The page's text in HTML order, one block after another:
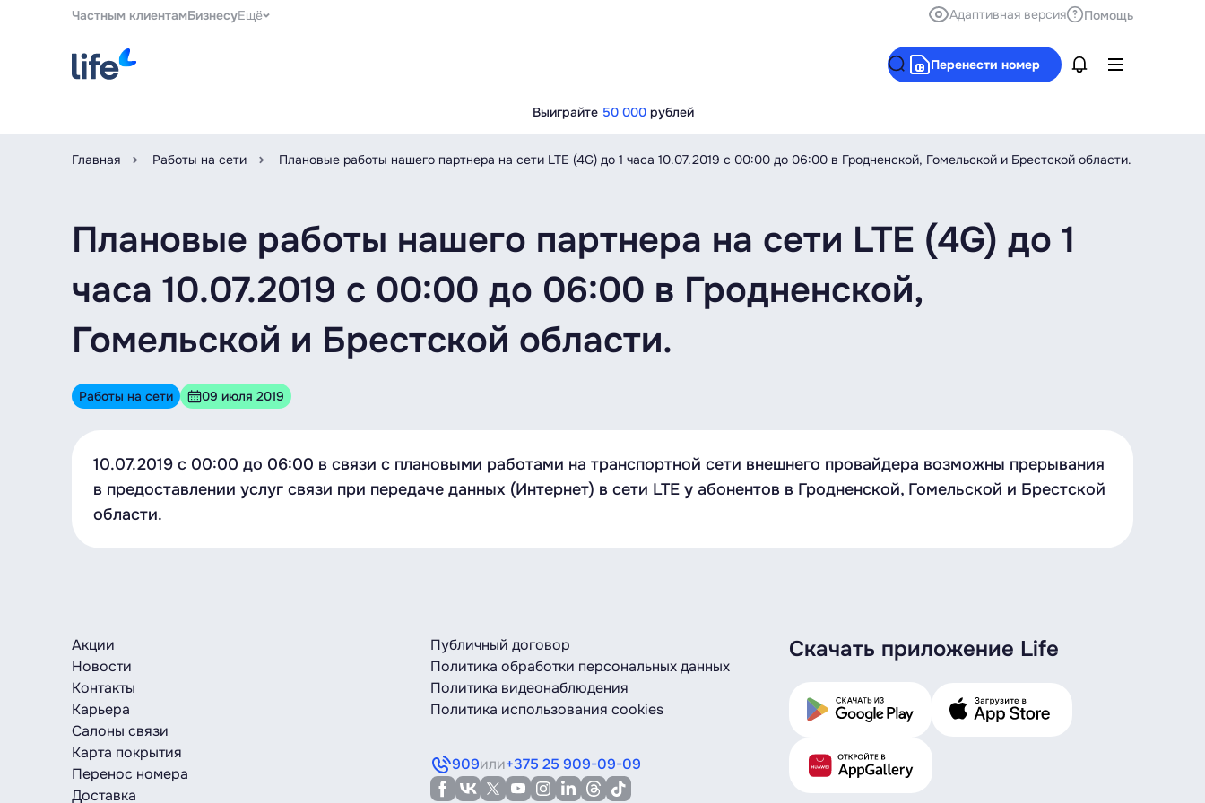
Частным клиентамБизнесуЕщё Адаптивная версия Помощь
Перенести номер
Выиграйте 50 000 рублей
Главная Работы на сети Плановые работы нашего партнера на сети LTE (4G) до 1 часа 10.07.2019 c 00:00 до 06:00 в Гродненской, Гомельской и Брестской области.
Плановые работы нашего партнера на сети LTE (4G) до 1
часа 10.07.2019 c 00:00 до 06:00 в Гродненской,
Гомельской и Брестской области.
Работы на сети 09 июля 2019
10.07.2019 с 00:00 до 06:00 в связи с плановыми работами на транспортной сети внешнего провайдера возможны прерывания
в предоставлении услуг связи при передаче данных (Интернет) в сети LTE у абонентов в Гродненской, Гомельской и Брестской
области.
Акции
Новости
Контакты
Карьера
Салоны связи
Карта покрытия
Перенос номера
Доставка
Публичный договор
Политика обработки персональных данных
Политика видеонаблюдения
Политика использования cookies
909или+375 25 909-09-09
Скачать приложение Life